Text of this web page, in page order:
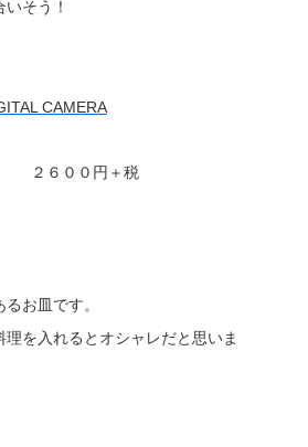
そう！
２６００円＋税
お皿です。
を入れるとオシャレだと思いま